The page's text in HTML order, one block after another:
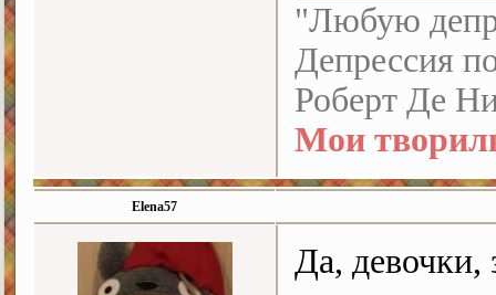
"Любую
Депрессия
Роберт Де
Мои
Elena57
Да,